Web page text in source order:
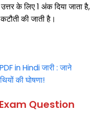
के लिए 1 अंक दिया जाता है,
की जाती है।
in Hindi जारी : जाने
की घोषणा!
Question